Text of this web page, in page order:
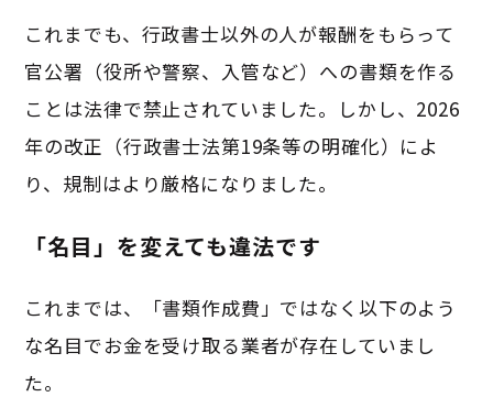
これまでも、行政書士以外の人が報酬をもらって
官公署（役所や警察、入管など）への書類を作る
ことは法律で禁止されていました。しかし、2026
年の改正（行政書士法第19条等の明確化）によ
り、規制はより厳格になりました。
「名目」を変えても違法です
これまでは、「書類作成費」ではなく以下のよう
な名目でお金を受け取る業者が存在していまし
た。